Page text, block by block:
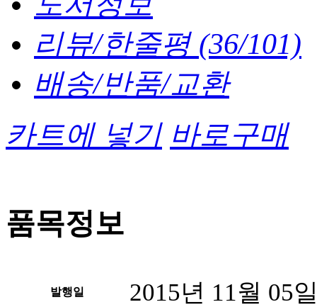
리뷰/한줄평 (36/101)
배송/반품/교환
카트에 넣기 바로구매
품목정보
발행일 2015년 11월 05